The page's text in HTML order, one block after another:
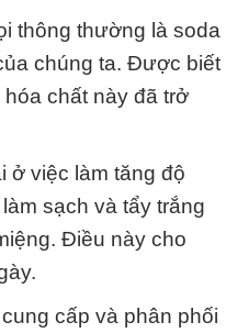
thông thường là soda
chúng ta. Được biết
chất này đã trở
ở việc làm tăng độ
sạch và tẩy trắng
Điều này cho
cấp và phân phối